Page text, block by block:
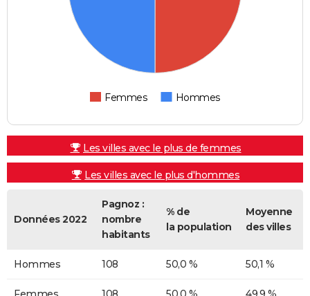
Femmes Hommes
Les villes avec le plus de femmes
Les villes avec le plus d'hommes
Données 2022
Pagnoz :
nombre
habitants
% de
la population
Moyenne
des villes
Hommes 108 50,0 % 50,1 %